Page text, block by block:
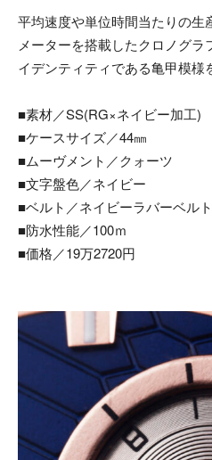
平均速度や単位時間当たりの生
メーターを搭載したクロノグ
イデンティティである亀甲模様
■素材／SS(RG×ネイビー加工)
■ケースサイズ／44㎜
■ムーヴメント／クォーツ
■文字盤色／ネイビー
■ベルト／ネイビーラバーベルト
■防水性能／100ｍ
■価格／19万2720円